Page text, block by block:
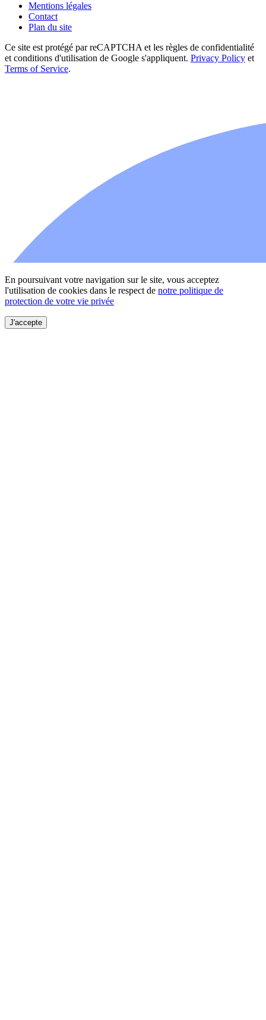
Mentions légales
Contact
Plan du site
Ce site est protégé par reCAPTCHA et les règles de confidentialité
et conditions d'utilisation de Google s'appliquent. Privacy Policy et
Terms of Service.
En poursuivant votre navigation sur le site, vous acceptez
l'utilisation de cookies dans le respect de notre politique de
protection de votre vie privée
J'accepte